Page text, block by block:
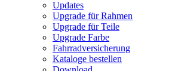
Updates
Upgrade für Rahmen
Upgrade für Teile
Upgrade Farbe
Fahrradversicherung
Kataloge bestellen